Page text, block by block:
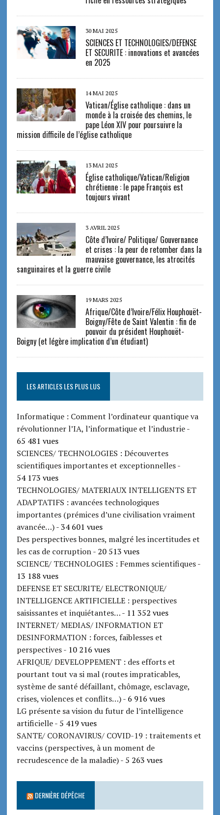
30 MAI 2025
SCIENCES ET TECHNOLOGIES/DEFENSE
ET SECURITE : innovations et avancées
en 2025
14 MAI 2025
Vatican/Église catholique : dans un
monde à la croisée des chemins, le
pape Léon XIV pour poursuivre la
mission difficile de l’église catholique
13 MAI 2025
Église catholique/Vatican/Religion
chrétienne : le pape François est
toujours vivant
3 AVRIL 2025
Côte d’Ivoire/ Politique/ Gouvernance
et crises : la peur de retomber dans la
mauvaise gouvernance, les atrocités
sanguinaires et la guerre civile
19 MARS 2025
Afrique/Côte d’Ivoire/Félix Houphouët-
Boigny/Fête de Saint Valentin : fin de
pouvoir du président Houphouët-
Boigny (et légère implication d’un étudiant)
LES ARTICLES LES PLUS LUS
Informatique : Comment l’ordinateur quantique va
révolutionner l’IA, l’informatique et l’industrie-
65 481 vues
SCIENCES/ TECHNOLOGIES : Découvertes
scientifiques importantes et exceptionnelles-
54 173 vues
TECHNOLOGIES/ MATERIAUX INTELLIGENTS ET
ADAPTATIFS : avancées technologiques
importantes (prémices d’une civilisation vraiment
avancée…)- 34 601 vues
Des perspectives bonnes, malgré les incertitudes et
les cas de corruption- 20 513 vues
SCIENCE/ TECHNOLOGIES : Femmes scientifiques-
13 188 vues
DEFENSE ET SECURITE/ ELECTRONIQUE/
INTELLIGENCE ARTIFICIELLE : perspectives
saisissantes et inquiétantes…- 11 352 vues
INTERNET/ MEDIAS/ INFORMATION ET
DESINFORMATION : forces, faiblesses et
perspectives- 10 216 vues
AFRIQUE/ DEVELOPPEMENT : des efforts et
pourtant tout va si mal (routes impraticables,
système de santé défaillant, chômage, esclavage,
crises, violences et conflits…)- 6 916 vues
LG présente sa vision du futur de l’intelligence
artificielle- 5 419 vues
SANTE/ CORONAVIRUS/ COVID-19 : traitements et
vaccins (perspectives, à un moment de
recrudescence de la maladie)- 5 263 vues
DERNIÈRE DÉPÊCHE